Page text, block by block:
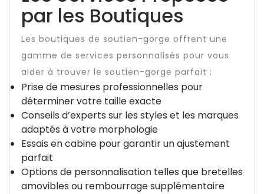
par les Boutiques
Les boutiques de soutien-gorge offrent une
gamme de services personnalisés pour vous
aider à trouver le soutien-gorge parfait :
Prise de mesures professionnelles pour
déterminer votre taille exacte
Conseils d’experts sur les styles et les marques
adaptés à votre morphologie
Essais en cabine pour garantir un ajustement
parfait
Options de personnalisation telles que bretelles
amovibles ou rembourrage supplémentaire